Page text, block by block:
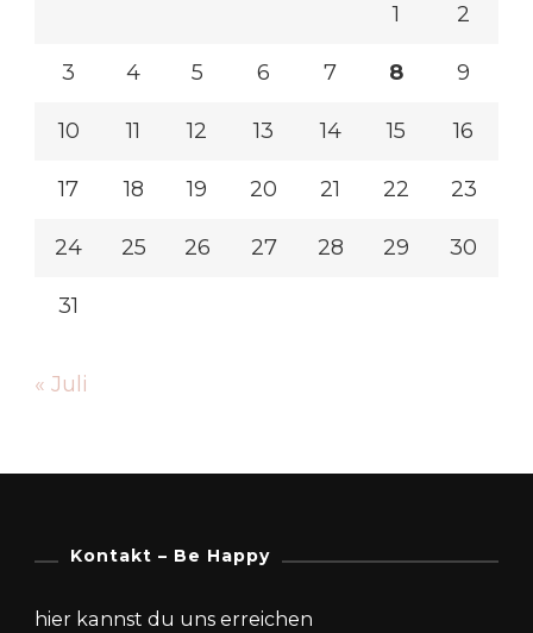
1 2
3 4 5 6 7 8 9
10 11 12 13 14 15 16
17 18 19 20 21 22 23
24 25 26 27 28 29 30
31
« Juli
Kontakt – Be Happy
hier kannst du uns erreichen